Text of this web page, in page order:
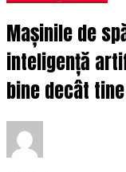
Mașinile de
inteligență
bine decât tine